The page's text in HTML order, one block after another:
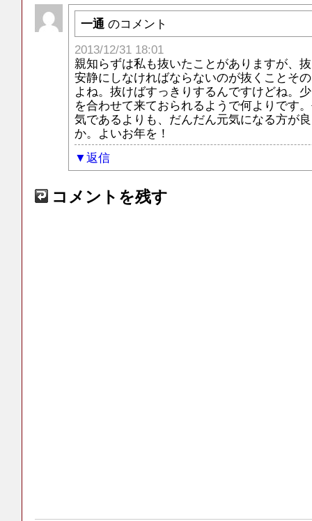
一通 のコメント
2013/12/31 18:01
親知らずは私も抜いたことがありますが、
安静にしなければならないのが抜くことそ
よね。抜けばすっきりするんですけどね。
を合わせて来ておられるようで何よりです
気であるよりも、だんだん元気になる方が
か。よいお年を！
返信
コメントを残す